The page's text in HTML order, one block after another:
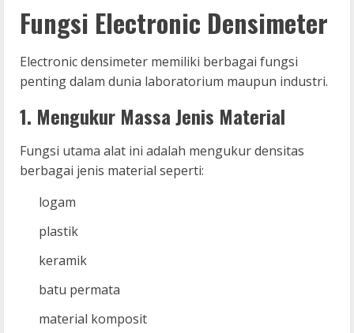
Fungsi Electronic Densimeter
Electronic densimeter memiliki berbagai fungsi
penting dalam dunia laboratorium maupun industri.
1. Mengukur Massa Jenis Material
Fungsi utama alat ini adalah mengukur densitas
berbagai jenis material seperti:
logam
plastik
keramik
batu permata
material komposit